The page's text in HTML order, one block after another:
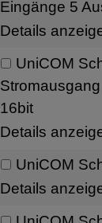
Eingänge 5
Details
UniCOM
16bit
Details
UniCOM
Details